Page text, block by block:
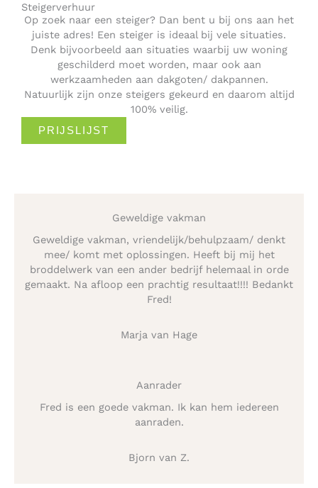
Steigerverhuur
Op zoek naar een steiger? Dan bent u bij ons aan het
juiste adres! Een steiger is ideaal bij vele situaties.
Denk bijvoorbeeld aan situaties waarbij uw woning
geschilderd moet worden, maar ook aan
werkzaamheden aan dakgoten/ dakpannen.
Natuurlijk zijn onze steigers gekeurd en daarom altijd
100% veilig.
PRIJSLIJST
Geweldige vakman
Geweldige vakman, vriendelijk/behulpzaam/ denkt
mee/ komt met oplossingen. Heeft bij mij het
broddelwerk van een ander bedrijf helemaal in orde
gemaakt. Na afloop een prachtig resultaat!!!! Bedankt
Fred!
Marja van Hage
Aanrader
Fred is een goede vakman. Ik kan hem iedereen
aanraden.
Bjorn van Z.